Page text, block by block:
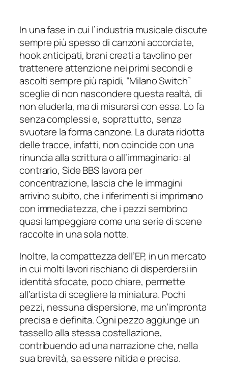
In una fase in cui l’industria musicale discute
sempre più spesso di canzoni accorciate,
hook anticipati, brani creati a tavolino per
trattenere attenzione nei primi secondi e
ascolti sempre più rapidi, “Milano Switch”
sceglie di non nascondere questa realtà, di
non eluderla, ma di misurarsi con essa. Lo fa
senza complessi e, soprattutto, senza
svuotare la forma canzone. La durata ridotta
delle tracce, infatti, non coincide con una
rinuncia alla scrittura o all’immaginario: al
contrario, Side BBS lavora per
concentrazione, lascia che le immagini
arrivino subito, che i riferimenti si imprimano
con immediatezza, che i pezzi sembrino
quasi lampeggiare come una serie di scene
raccolte in una sola notte.
Inoltre, la compattezza dell’EP, in un mercato
in cui molti lavori rischiano di disperdersi in
identità sfocate, poco chiare, permette
all’artista di scegliere la miniatura. Pochi
pezzi, nessuna dispersione, ma un’impronta
precisa e definita. Ogni pezzo aggiunge un
tassello alla stessa costellazione,
contribuendo ad una narrazione che, nella
sua brevità, sa essere nitida e precisa.